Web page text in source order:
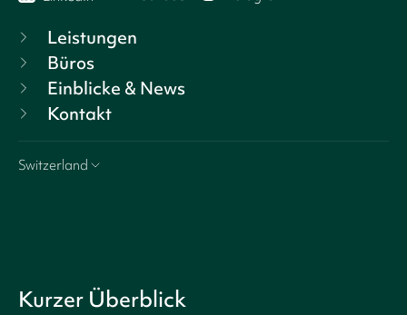
Leistungen
Büros
Einblicke & News
Kontakt
Switzerland
Kurzer Überblick